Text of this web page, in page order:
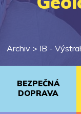
Archiv > IB -
BEZPEČNÁ
DOPRAVA